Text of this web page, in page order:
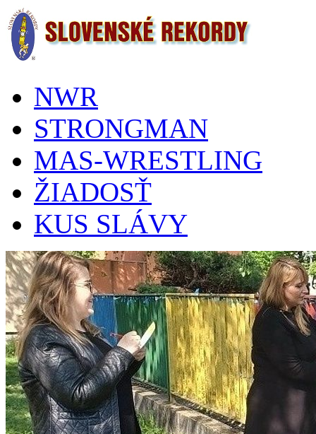
NWR
STRONGMAN
MAS-WRESTLING
ŽIADOSŤ
KUS SLÁVY